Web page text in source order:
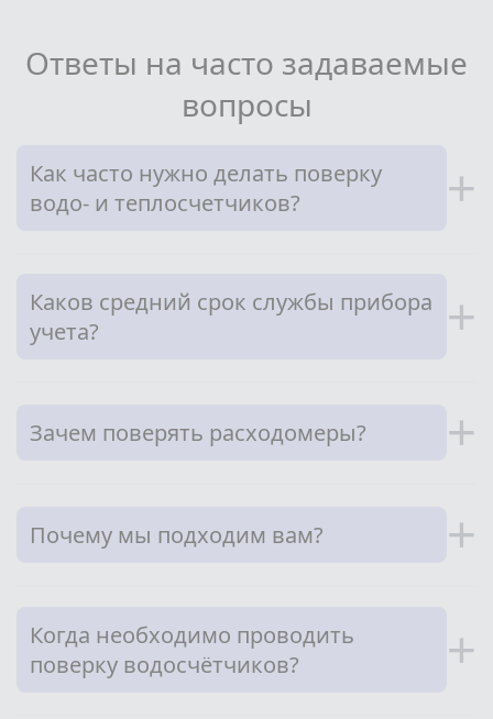
Ответы на часто задаваемые
вопросы
Как часто нужно делать поверку
водо- и теплосчетчиков?
+
Каков средний срок службы прибора
учета?
+
Зачем поверять расходомеры? +
Почему мы подходим вам? +
Когда необходимо проводить
поверку водосчётчиков?
+